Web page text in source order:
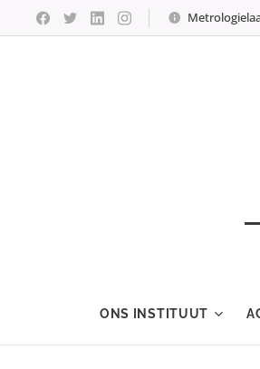
ONS INSTITUUT